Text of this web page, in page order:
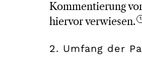
Kommentierung
hiervor verwiesen.
2. Umfang der